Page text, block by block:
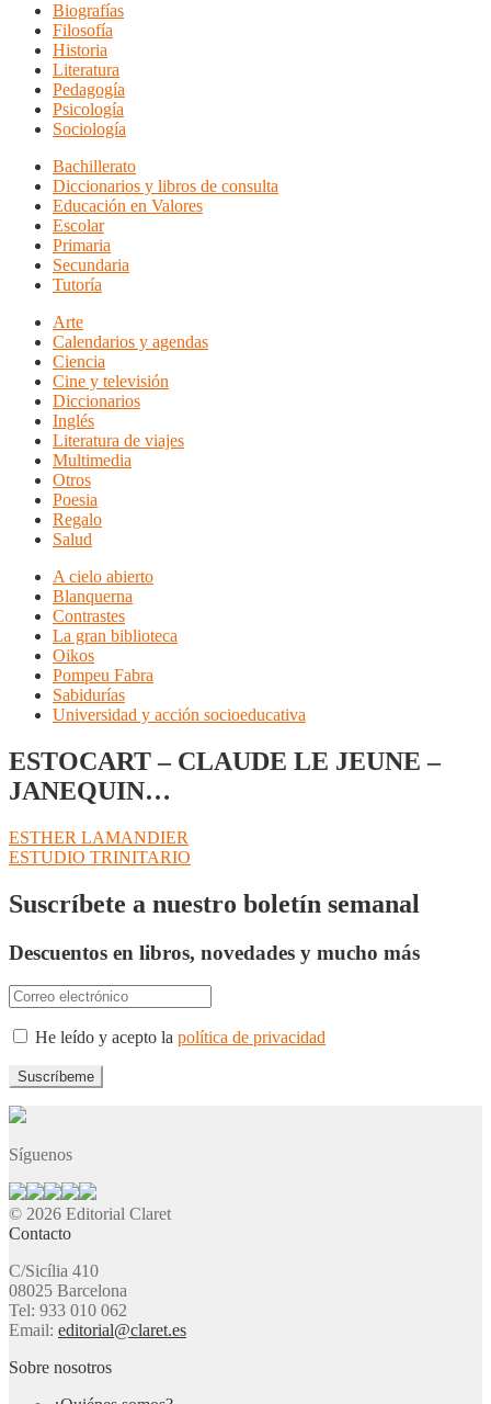
Biografías
Filosofía
Historia
Literatura
Pedagogía
Psicología
Sociología
Bachillerato
Diccionarios y libros de consulta
Educación en Valores
Escolar
Primaria
Secundaria
Tutoría
Arte
Calendarios y agendas
Ciencia
Cine y televisión
Diccionarios
Inglés
Literatura de viajes
Multimedia
Otros
Poesia
Regalo
Salud
A cielo abierto
Blanquerna
Contrastes
La gran biblioteca
Oikos
Pompeu Fabra
Sabidurías
Universidad y acción socioeducativa
ESTOCART – CLAUDE LE JEUNE –
JANEQUIN…
Navegación
de
entradas
Anterior:
ESTHER LAMANDIER
Siguiente:
ESTUDIO TRINITARIO
Suscríbete a nuestro boletín semanal
Descuentos en libros, novedades y mucho más
He leído y acepto la política de privacidad
Síguenos
© 2026 Editorial Claret
Contacto
C/Sicília 410
08025 Barcelona
Tel: 933 010 062
Email: editorial@claret.es
Sobre nosotros